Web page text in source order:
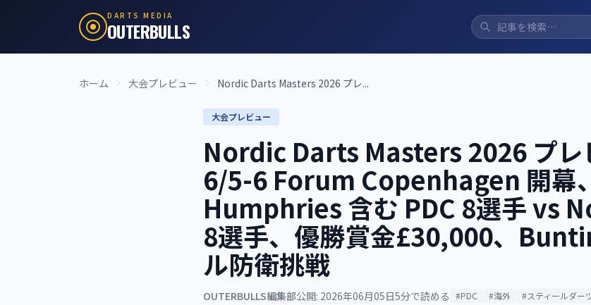
DARTS MEDIA
OUTERBULLS
ホーム 大会プレビュー Nordic Darts Masters 2026 プレ...
大会プレビュー
Nordic Darts Masters 2026 プレ
6/5-6 Forum Copenhagen 開幕
Humphries 含む PDC 8選手 vs
8選手、優勝賞金£30,000、
ル防衛挑戦
OUTERBULLS編集部公開: 2026年06月05日5分で読める #PDC #海外 #スティールダー